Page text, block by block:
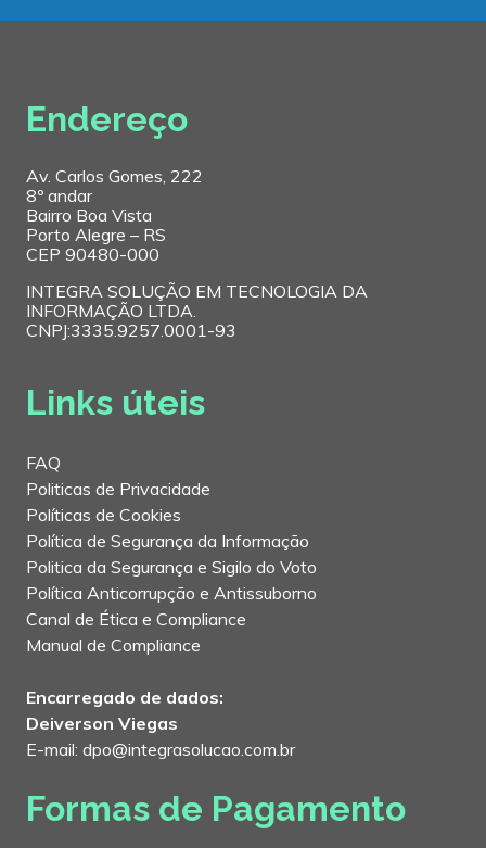
Endereço
Av. Carlos Gomes, 222
8º andar
Bairro Boa Vista
Porto Alegre – RS
CEP 90480-000
INTEGRA SOLUÇÃO EM TECNOLOGIA DA
INFORMAÇÃO LTDA.
CNPJ:3335.9257.0001-93
Links úteis
FAQ
Politicas de Privacidade
Políticas de Cookies
Política de Segurança da Informação
Politica da Segurança e Sigilo do Voto
Política Anticorrupção e Antissuborno
Canal de Ética e Compliance
Manual de Compliance
Encarregado de dados:
Deiverson Viegas
E-mail: dpo@integrasolucao.com.br
Formas de Pagamento